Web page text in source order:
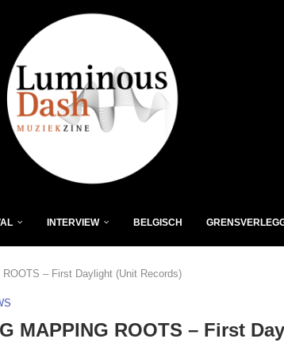
INTERVIEW BELGISCH
– First Daylight (Unit Records)
MAPPING ROOTS – First